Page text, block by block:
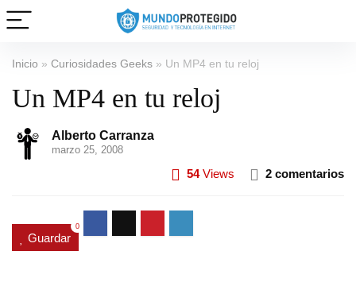
Inicio » Curiosidades Geeks » Un MP4 en tu reloj
Un MP4 en tu reloj
Alberto Carranza
marzo 25, 2008
54Views 2 comentarios
Guardar
0